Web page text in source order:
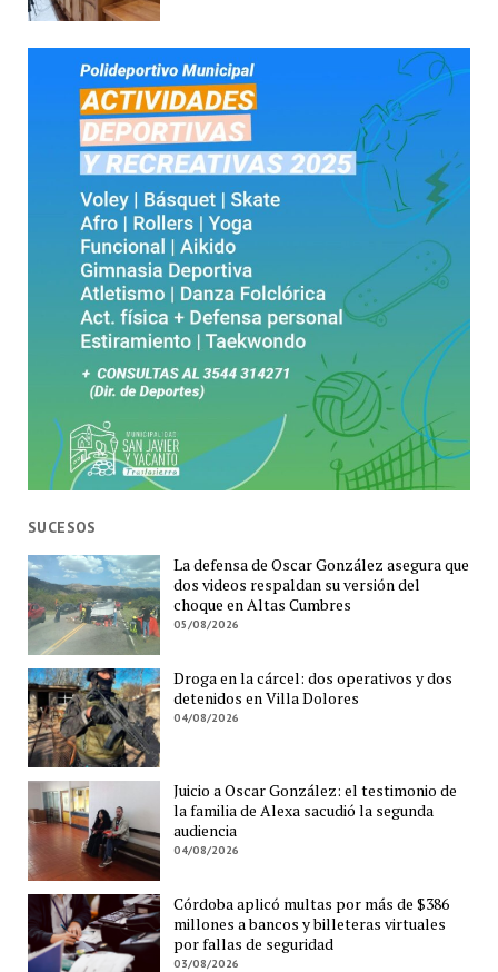
SUCESOS
La defensa de Oscar González asegura que
dos videos respaldan su versión del
choque en Altas Cumbres
05/08/2026
Droga en la cárcel: dos operativos y dos
detenidos en Villa Dolores
04/08/2026
Juicio a Oscar González: el testimonio de
la familia de Alexa sacudió la segunda
audiencia
04/08/2026
Córdoba aplicó multas por más de $386
millones a bancos y billeteras virtuales
por fallas de seguridad
03/08/2026